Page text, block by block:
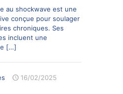
au shockwave est une
conçue pour soulager
chroniques. Ses
incluent une
[…]
16/02/2025